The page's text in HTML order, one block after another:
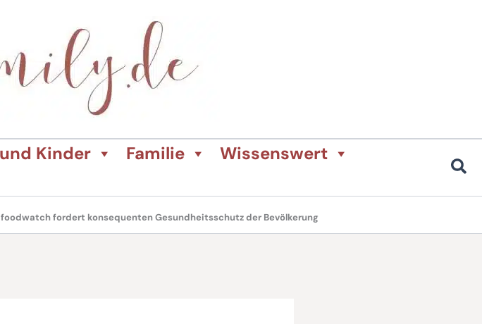
Kinder Familie
Wissenswert
fordert konsequenten Gesundheitsschutz der Bevölkerung